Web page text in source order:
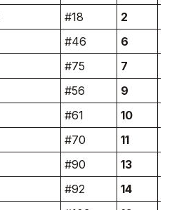
#18 2
#46 6
#75 7
#56 9
#61 10
#70 11
#90 13
#92 14